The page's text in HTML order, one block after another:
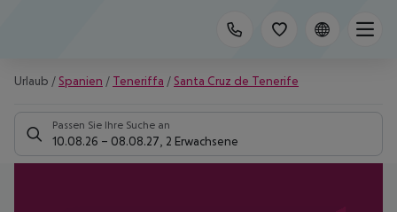
Urlaub / Spanien / Teneriffa / Santa Cruz de Tenerife
Passen Sie Ihre Suche an
10.08.26 – 08.08.27 2 Erwachsene